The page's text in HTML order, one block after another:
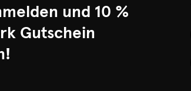
und 10 %
Gutschein